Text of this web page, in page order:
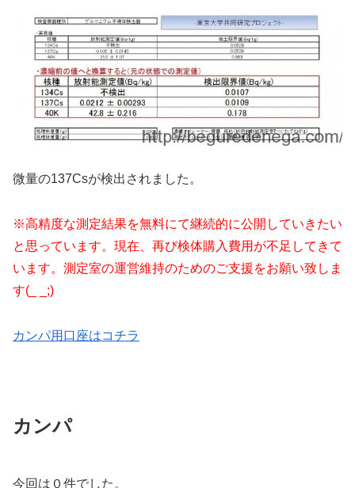
微量の137Csが検出されました。
※高精度な測定結果を無料にて継続的に公開していきたい
と思っています。現在、再び検体購入費用が不足してきて
います。測定室の運営維持のためのご支援をお願い致しま
す(_ _;)
カンパ用口座はコチラ
カンパ
今回は０件でした。